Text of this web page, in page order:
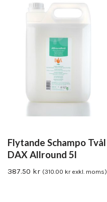
Flytande Schampo Tvål
DAX Allround 5l
387.50 kr (310.00 krexkl. moms)